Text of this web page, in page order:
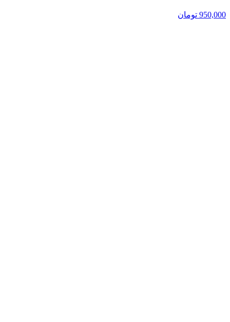
950,000 تومان